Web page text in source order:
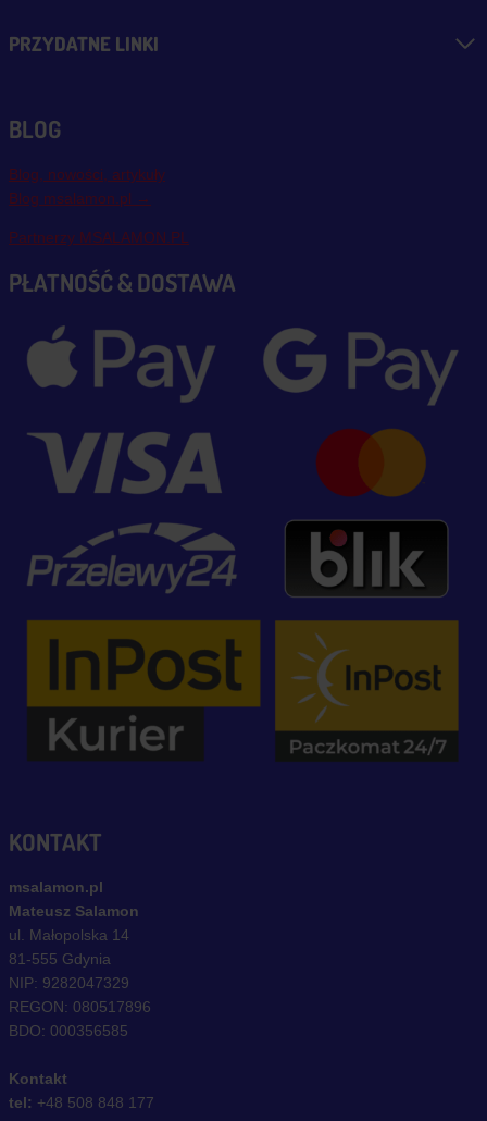
PRZYDATNE LINKI
BLOG
Blog, nowości, artykuły
Blog msalamon.pl →
Partnerzy MSALAMON.PL
PŁATNOŚĆ & DOSTAWA
KONTAKT
msalamon.pl
Mateusz Salamon
ul. Małopolska 14
81-555 Gdynia
NIP: 9282047329
REGON: 080517896
BDO: 000356585
Kontakt
tel: +48 508 848 177